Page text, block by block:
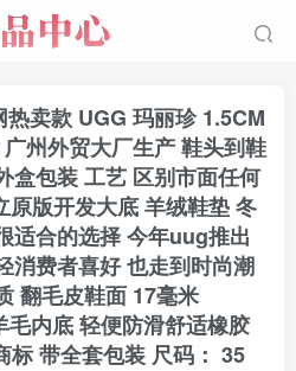
热卖款 UGG 玛丽珍 1.5CM
州外贸大厂生产 鞋头到鞋
盒包装 工艺 区别市面任何
版开发大底 羊绒鞋垫 冬
适合的选择 今年uug推出
消费者喜好 也走到时尚潮
翻毛皮鞋面 17毫米
内底 轻便防滑舒适橡胶
标 带全套包装 尺码： 35